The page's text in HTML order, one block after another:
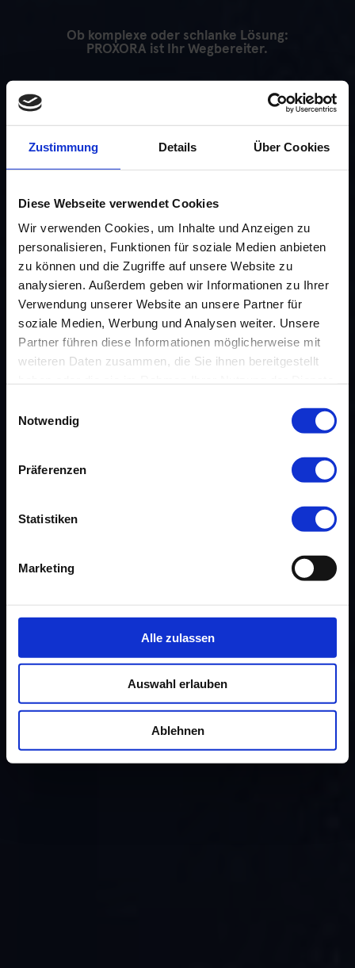
Zustimmung Details Über Cookies
Diese Webseite verwendet Cookies
Wir verwenden Cookies, um Inhalte und Anzeigen zu
personalisieren, Funktionen für soziale Medien anbieten
zu können und die Zugriffe auf unsere Website zu
analysieren. Außerdem geben wir Informationen zu Ihrer
Verwendung unserer Website an unsere Partner für
soziale Medien, Werbung und Analysen weiter. Unsere
Partner führen diese Informationen möglicherweise mit
weiteren Daten zusammen, die Sie ihnen bereitgestellt
Notwendig
Präferenzen
Statistiken
Marketing
Alle zulassen
Auswahl erlauben
Ablehnen
Ob komplexe oder schlanke Lösung:
PROXORA ist Ihr Wegbereiter.